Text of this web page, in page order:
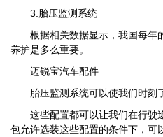
3.胎压监测系统
根据相关数据显示，我国每年
养护是多么重要。
迈锐宝汽车配件
胎压监测系统可以使我们时刻
这些配置都可以让我们在行驶
包允许选装这些配置的条件下，可